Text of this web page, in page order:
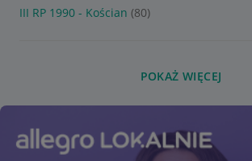
III RP 1990 - Kościan (80)
POKAŻ WIĘCEJ